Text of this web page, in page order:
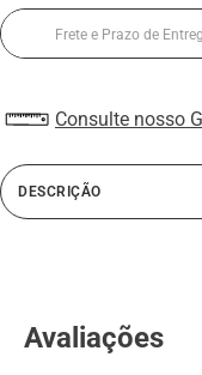
Consulte nosso
DESCRIÇÃO
sapato masculino oferece
caminhar com seu sapato
Avaliações